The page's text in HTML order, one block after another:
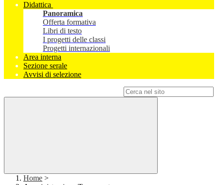
Didattica
Panoramica
Offerta formativa
Libri di testo
I progetti delle classi
Progetti internazionali
Area interna
Sezione serale
Avvisi di selezione
Home >